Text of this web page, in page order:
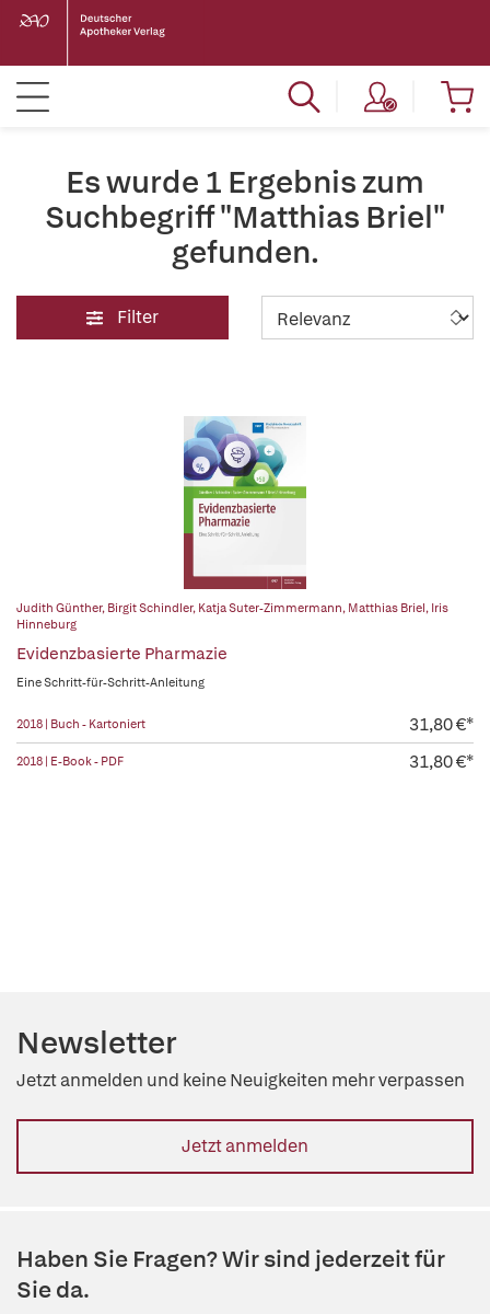
Es wurde 1 Ergebnis zum
Suchbegriff "Matthias Briel"
gefunden.
Filter
Judith Günther, Birgit Schindler, Katja Suter-Zimmermann, Matthias Briel, Iris
Hinneburg
Evidenzbasierte Pharmazie
Eine Schritt-für-Schritt-Anleitung
2018 | Buch - Kartoniert 31,80 €*
2018 | E-Book - PDF 31,80 €*
Newsletter
Jetzt anmelden und keine Neuigkeiten mehr verpassen
Jetzt anmelden
Haben Sie Fragen? Wir sind jederzeit für
Sie da.